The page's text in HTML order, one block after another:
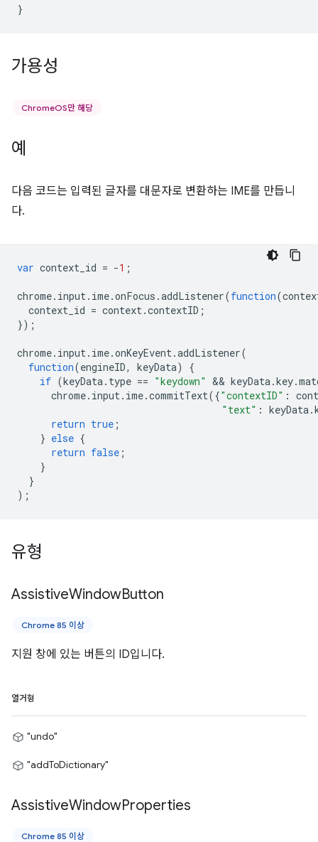
}
가용성
ChromeOS만 해당
예
다음 코드는 입력된 글자를 대문자로 변환하는 IME를 만듭니
다.
var context_id = -1 ;
chrome. input. ime.onFocus .addListener(function(
context_id = context.contextID ;
});
chrome. input. ime.onKeyEvent.addListener(
function(engineID, keyData)
{
if (keyData. type == "keydown" && keyData.key.
chrome. input. ime.commitText({"contextID" :
"text" : keyData.
return true ;
} else {
return false ;
}
}
);
유형
AssistiveWindowButton
Chrome 85 이상
지원 창에 있는 버튼의 ID입니다.
열거형
"undo"
"addToDictionary"
AssistiveWindowProperties
Chrome 85 이상